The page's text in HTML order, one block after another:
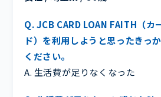
Q. JCB CARD LOAN FAITH（カ
ド）を利用しようと思ったきっ
ください。
A. 生活費が足りなくなった